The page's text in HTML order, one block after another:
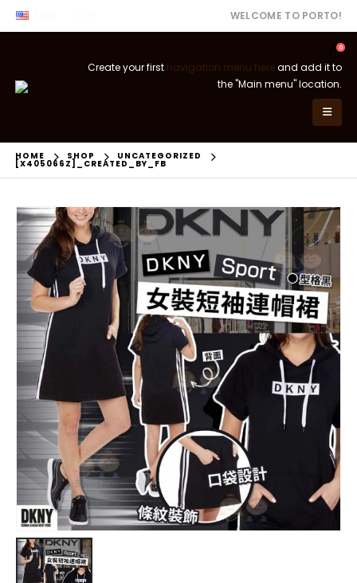
WELCOME TO PORTO!
0
Create your first navigation menu hereand add it to
the "Main menu" location.
HOME SHOP UNCATEGORIZED
[X405066Z]_CREATED_BY_FB